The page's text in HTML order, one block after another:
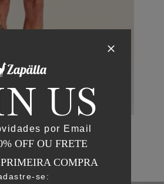
US
por Email
OFF OU FRETE
COMPRA
se: